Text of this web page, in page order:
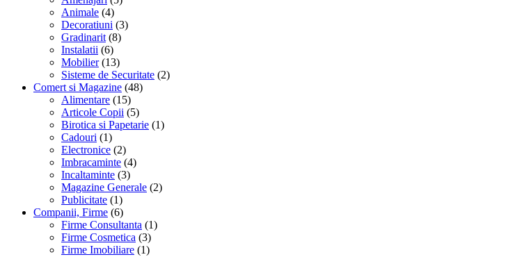
Animale (4)
Decoratiuni (3)
Gradinarit (8)
Instalatii (6)
Mobilier(13)
Sisteme de Securitate (2)
Comert si Magazine (48)
Alimentare (15)
Articole Copii (5)
Birotica si Papetarie (1)
Cadouri (1)
Electronice (2)
Imbracaminte (4)
Incaltaminte (3)
Magazine Generale (2)
Publicitate (1)
Companii, Firme (6)
Firme Consultanta (1)
Firme Cosmetica (3)
Firme Imobiliare (1)